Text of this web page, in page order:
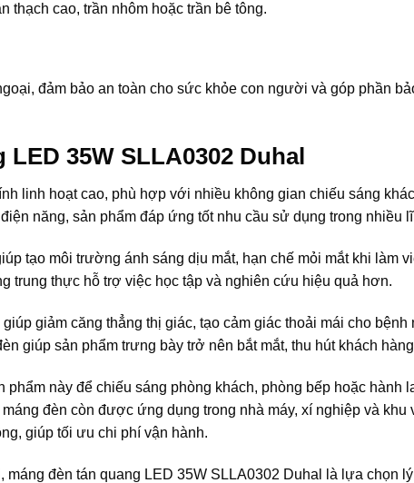
thạch cao, trần nhôm hoặc trần bê tông.
đảm bảo an toàn cho sức khỏe con người và góp phần
35W SLLA0302 Duhal
linh hoạt cao, phù hợp với nhiều không gian chiếu sáng
năng, sản phẩm đáp ứng tốt nhu cầu sử dụng trong nhiều
tạo môi trường ánh sáng dịu mắt, hạn chế mỏi mắt khi làm
thực hỗ trợ việc học tập và nghiên cứu hiệu quả hơn.
giảm căng thẳng thị giác, tạo cảm giác thoải mái cho bệnh
giúp sản phẩm trưng bày trở nên bắt mắt, thu hút khách
này để chiếu sáng phòng khách, phòng bếp hoặc hành
đèn còn được ứng dụng trong nhà máy, xí nghiệp và khu
giúp tối ưu chi phí vận hành.
đèn tán quang LED 35W SLLA0302 Duhal là lựa chọn